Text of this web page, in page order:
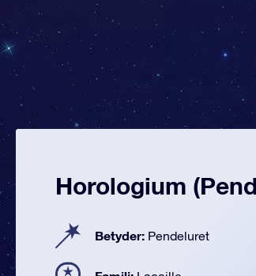
Horologium
Betyder: Pendeluret